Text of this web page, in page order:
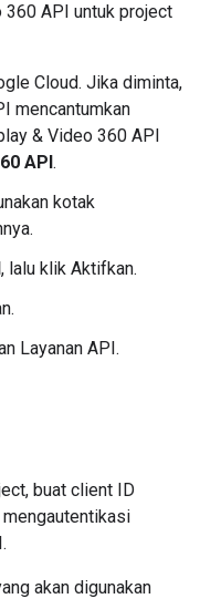
API untuk project
Cloud. Jika diminta,
mencantumkan
& Video 360 API
API.
kotak
, lalu klik Aktifkan.
Layanan API.
buat client ID
mengautentikasi
akan digunakan